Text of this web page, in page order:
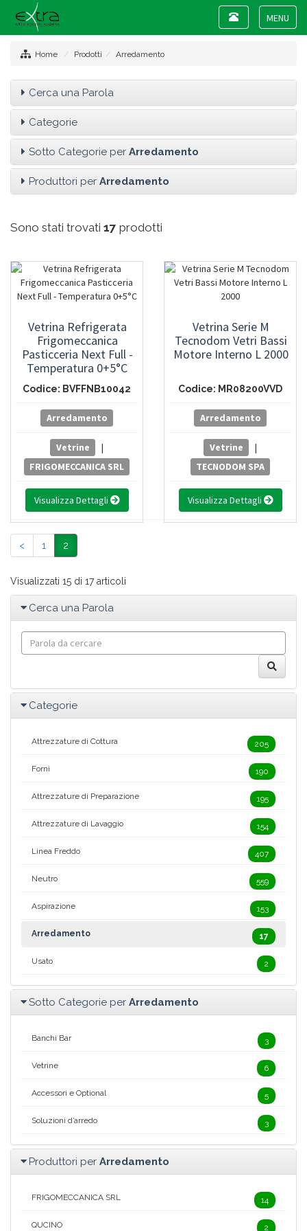
Toggle
Toggle
navigation
Home Prodotti Arredamento
Cerca una Parola
Categorie
Sotto Categorie per Arredamento
Produttori per Arredamento
Sono stati trovati 17 prodotti
Vetrina Refrigerata
Frigomeccanica
Pasticceria Next Full -
Temperatura 0+5°C
Codice: BVFFNB10042
Arredamento
Vetrine
|
FRIGOMECCANICA SRL
Visualizza Dettagli
Vetrina Serie M
Tecnodom Vetri Bassi
Motore Interno L 2000
Codice: MR08200VVD
Arredamento
Vetrine
|
TECNODOM SPA
Visualizza Dettagli
< 1 2
Visualizzati 15 di 17 articoli
Cerca una Parola
Categorie
Attrezzature di Cottura 205
Forni 190
Attrezzature di Preparazione 195
Attrezzature di Lavaggio 154
Linea Freddo 407
Neutro 559
Aspirazione 153
Arredamento 17
Usato 2
Sotto Categorie per Arredamento
Banchi Bar 3
Vetrine 6
Accessori e Optional 5
Soluzioni d’arredo 3
Produttori per Arredamento
FRIGOMECCANICA SRL 14
QUCINO 2